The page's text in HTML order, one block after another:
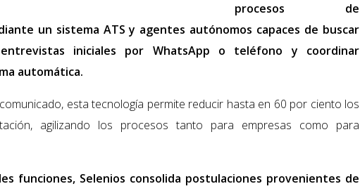
procesos de
un sistema ATS y agentes autónomos capaces de buscar
iniciales por WhatsApp o teléfono y coordinar
automática.
esta tecnología permite reducir hasta en 60 por ciento los
agilizando los procesos tanto para empresas como para
funciones, Selenios consolida postulaciones provenientes de